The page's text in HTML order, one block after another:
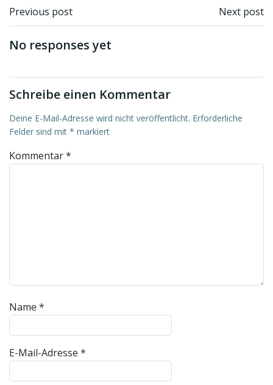
Beitragsnavigation
Previous post Next post
No responses yet
Schreibe einen Kommentar
Deine E-Mail-Adresse wird nicht veröffentlicht. Erforderliche
Felder sind mit * markiert
Kommentar*
Name *
E-Mail-Adresse *